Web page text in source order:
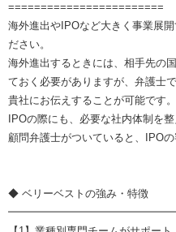
========================
海外進出やIPOなど大きく事業展
ださい。
海外進出するときには、相手先の
ておく必要がありますが、弁護士
貴社にお伝えすることが可能です。
IPOの際にも、必要な社内体制を
顧問弁護士がついていると、IPOの
◆ ベリーベストの強み・特徴